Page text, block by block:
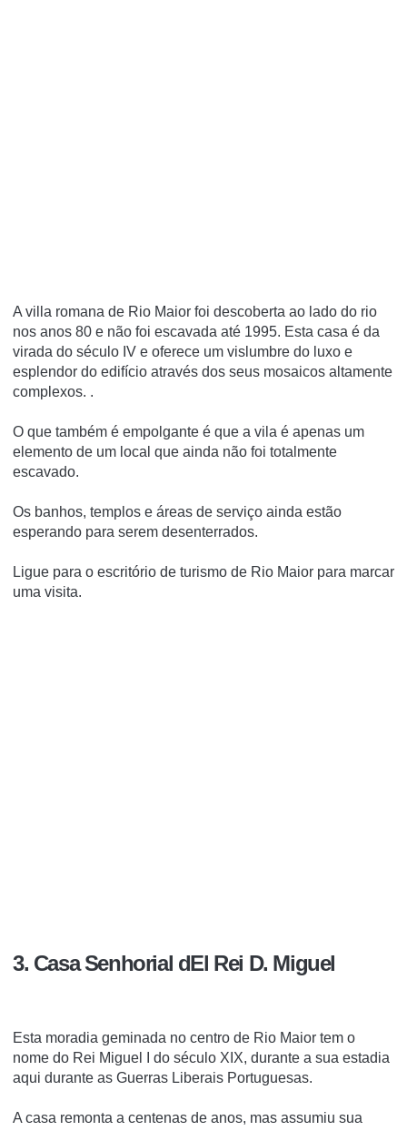
A villa romana de Rio Maior foi descoberta ao lado do rio
nos anos 80 e não foi escavada até 1995. Esta casa é da
virada do século IV e oferece um vislumbre do luxo e
esplendor do edifício através dos seus mosaicos altamente
complexos. .
O que também é empolgante é que a vila é apenas um
elemento de um local que ainda não foi totalmente
escavado.
Os banhos, templos e áreas de serviço ainda estão
esperando para serem desenterrados.
Ligue para o escritório de turismo de Rio Maior para marcar
uma visita.
3. Casa Senhorial dEl Rei D. Miguel
Esta moradia geminada no centro de Rio Maior tem o
nome do Rei Miguel I do século XIX, durante a sua estadia
aqui durante as Guerras Liberais Portuguesas.
A casa remonta a centenas de anos, mas assumiu sua